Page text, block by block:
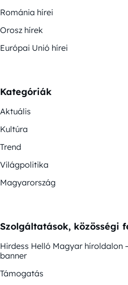
Románia hírei
Orosz hírek
Európai Unió hírei
Kategóriák
Aktuális
Kultúra
Trend
Világpolitika
Magyarország
Szolgáltatások, közösségi
Hirdess Helló Magyar híroldalon
banner
Támogatás